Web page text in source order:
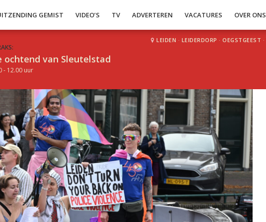
GEMIST VIDEO’S TV ADVERTEREN VACATURES OVER ONS
ochtend van Sleutelstad
- 12.00 uur
LEIDEN · LEIDERDORP · OEGSTGEEST ·